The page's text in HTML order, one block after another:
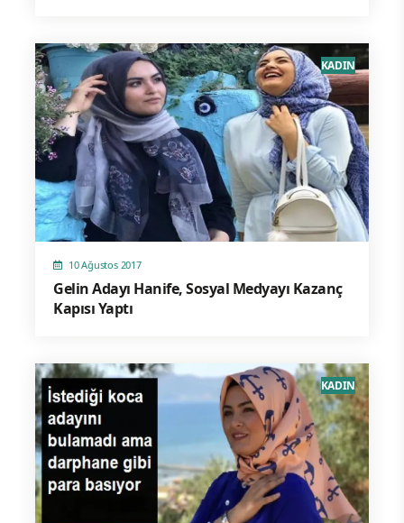
10 Ağustos 2017
Gelin Adayı Hanife, Sosyal Medyayı Kazanç
Kapısı Yaptı
KADIN
KADIN